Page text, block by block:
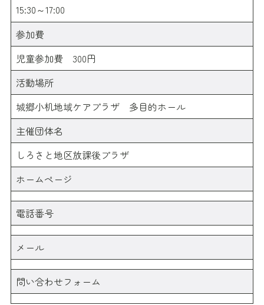
15:30～17:00
参加費
児童参加費 300円
活動場所
城郷小机地域ケアプラザ 多目的ホール
主催団体名
しろさと地区放課後プラザ
ホームページ
電話番号
メール
問い合わせフォーム